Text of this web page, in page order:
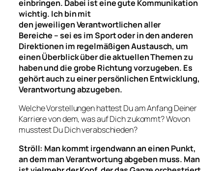
einbringen. Dabei ist einegute Kommunikation
wichtig. Ich bin mit
denjeweiligenVerantwortlichen aller
Bereiche – sei es im Sport oderin den anderen
Direktionenim regelmäßigen Austausch, um
einen Überblick über die aktuellen Themen zu
haben und diegrobe Richtung vorzugeben. Es
gehört auch zu einer persönlichen Entwicklung,
Verantwortung abzugeben.
Welche Vorstellungen hattest Du am Anfang Deiner
Karriere von dem, was auf Dich zukommt? Wovon
musstest Du Dich verabschieden?
Ströll: Man kommt irgendwann an einen Punkt,
andem man Verantwortung abgeben muss. Man